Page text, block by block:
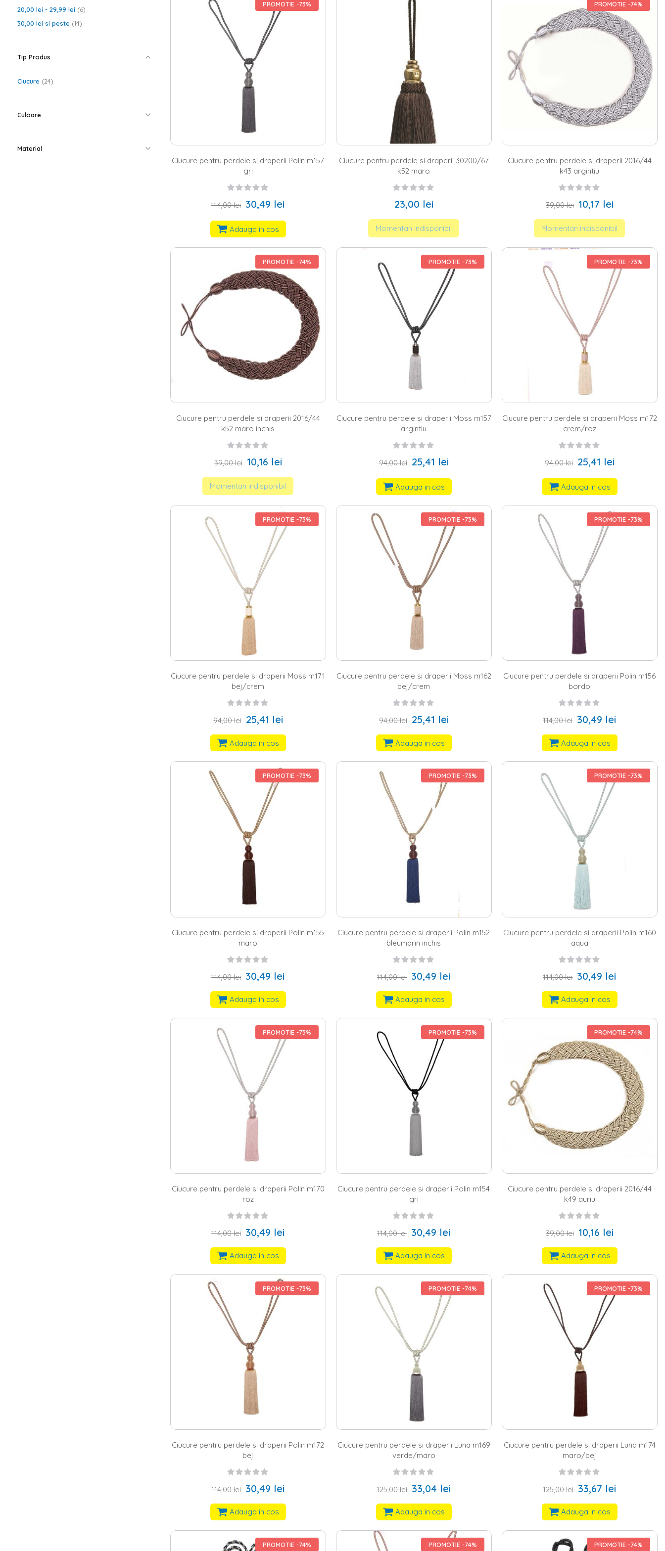
se da in vant dupa un design modern, in magazinul nostru vei gasi cu siguranta ceva potrivit pentru tine. Pe langa accesorii de prindere, Homelux.ro te
intampina cu o gama diversificata de
, perdele living si dormitor, dar si o varietate de modele de galerii perdea.
Homelux.ro - inspiratie pentru planurile tale
Atunci cand amenajezi, pui pe lista de dorinte mobila dormitorsi cateva
de efect. Sigur, iubitorii de frumos, aleg intotdeauna sa
asorteze perdele si draperiile cu un set de
de cea mai buna calitate, iar pe Homelux.ro gasesti inspiratie pentru toate planurile tale - de la galerii
si ciucuri pentru perdele, pana la flori artificiale, lumanarele parfumate si multe alte detalii de efect pentru a-ti transforma casa in propriul sanctuar de
relaxare. Descopera oferta noastra si alege produsele preferate!
PROMOTIE -73%
Ciucure pentru perdele si draperii Polin m157
gri
114,00 lei 30,49 lei
Adauga in cos
Ciucure pentru perdele si draperii 30200/67
k52 maro
23,00 lei
Momentan indisponibil
PROMOTIE -74%
Ciucure pentru perdele si draperii 2016/44
k43 argintiu
39,00 lei 10,17 lei
Momentan indisponibil
PROMOTIE -74%
Ciucure pentru perdele si draperii 2016/44
k52 maro inchis
39,00 lei 10,16 lei
Momentan indisponibil
PROMOTIE -73%
Ciucure pentru perdele si draperii Moss m157
argintiu
94,00 lei 25,41 lei
Adauga in cos
PROMOTIE -73%
Ciucure pentru perdele si draperii Moss m172
crem/roz
94,00 lei 25,41 lei
Adauga in cos
PROMOTIE -73%
Ciucure pentru perdele si draperii Moss m171
bej/crem
94,00 lei 25,41 lei
Adauga in cos
PROMOTIE -73%
Ciucure pentru perdele si draperii Moss m162
bej/crem
94,00 lei 25,41 lei
Adauga in cos
PROMOTIE -73%
Ciucure pentru perdele si draperii Polin m156
bordo
114,00 lei 30,49 lei
Adauga in cos
PROMOTIE -73%
Ciucure pentru perdele si draperii Polin m155
maro
114,00 lei 30,49 lei
Adauga in cos
PROMOTIE -73%
Ciucure pentru perdele si draperii Polin m152
bleumarin inchis
114,00 lei 30,49 lei
Adauga in cos
PROMOTIE -73%
Ciucure pentru perdele si draperii Polin m160
aqua
114,00 lei 30,49 lei
Adauga in cos
PROMOTIE -73%
Ciucure pentru perdele si draperii Polin m170
roz
114,00 lei 30,49 lei
Adauga in cos
PROMOTIE -73%
Ciucure pentru perdele si draperii Polin m154
gri
114,00 lei 30,49 lei
Adauga in cos
PROMOTIE -74%
Ciucure pentru perdele si draperii 2016/44
k49 auriu
39,00 lei 10,16 lei
Adauga in cos
PROMOTIE -73%
Ciucure pentru perdele si draperii Polin m172
bej
114,00 lei 30,49 lei
Adauga in cos
PROMOTIE -74%
Ciucure pentru perdele si draperii Luna m169
verde/maro
125,00 lei 33,04 lei
Adauga in cos
PROMOTIE -73%
Ciucure pentru perdele si draperii Luna m174
maro/bej
125,00 lei 33,67 lei
Adauga in cos
PROMOTIE -74% PROMOTIE -74% PROMOTIE -74%
20,00 lei - 29,99 lei
6
30,00 lei si peste 14
Tip Produs
Ciucure 24
Culoare
Material